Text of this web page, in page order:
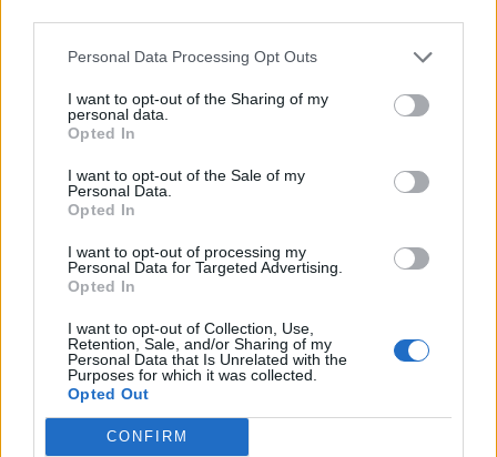
Personal Data Processing Opt Outs
I want to opt-out of the Sharing of my
personal data.
Opted In
I want to opt-out of the Sale of my
Personal Data.
Opted In
I want to opt-out of processing my
Personal Data for Targeted Advertising.
Opted In
I want to opt-out of Collection, Use,
Retention, Sale, and/or Sharing of my
Personal Data that Is Unrelated with the
Purposes for which it was collected.
Opted Out
CONFIRM
NAUJI